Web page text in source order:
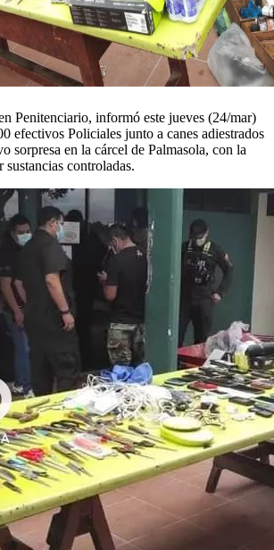
Penitenciario, informó este jueves (24/mar)
efectivos Policiales junto a canes adiestrados
sorpresa en la cárcel de Palmasola, con la
controladas.